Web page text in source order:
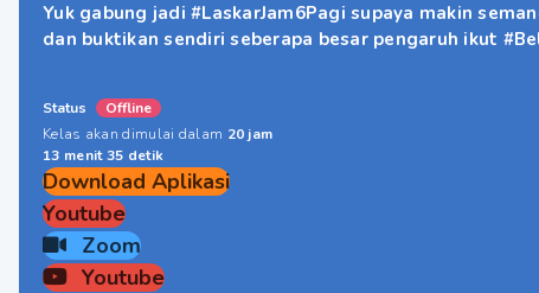
Yuk gabung jadi #LaskarJam6Pagi supaya makin
dan buktikan sendiri seberapa besar pengaruh ikut
Status
Offline
Kelas akan dimulai dalam 20 jam
13 menit 35 detik
Download Aplikasi
Youtube
Zoom
Youtube